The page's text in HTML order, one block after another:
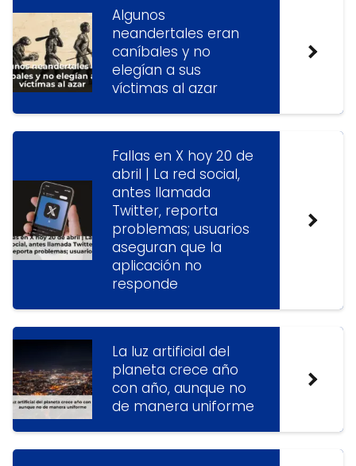
Algunos
neandertales eran
caníbales y no
elegían a sus
víctimas al azar
Fallas en X hoy 20 de
abril | La red social,
antes llamada
Twitter, reporta
problemas; usuarios
aseguran que la
aplicación no
responde
La luz artificial del
planeta crece año
con año, aunque no
de manera uniforme